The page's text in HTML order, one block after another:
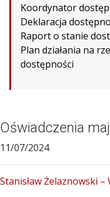
Koordynator
Deklaracja
Raport o stanie
Plan działania na
dostępności
Oświadczenia
11/07/2024
Stanisław Żelaznowski